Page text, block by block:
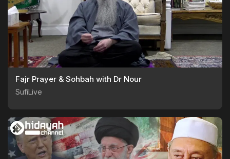
Fajr Prayer & Sohbah with Dr Nour
SufiLive